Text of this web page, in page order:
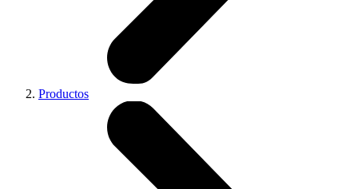
Productos